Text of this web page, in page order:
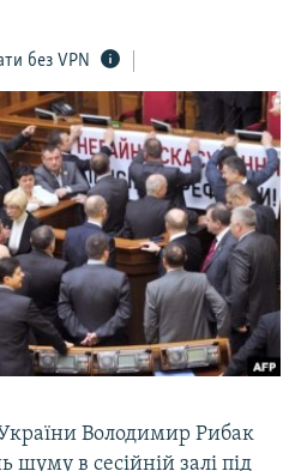
без VPN
Володимир Рибак
шуму в сесійній залі під